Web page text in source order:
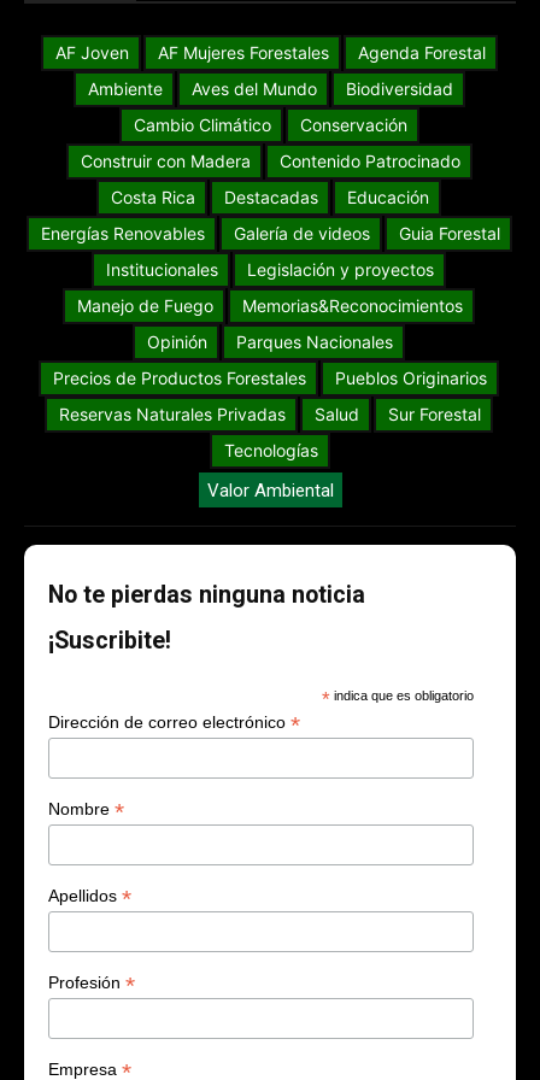
AF Joven AF Mujeres Forestales
Agenda Forestal
Ambiente
Aves del Mundo
Biodiversidad
Cambio Climático
Conservación
Construir con Madera
Contenido Patrocinado
Costa Rica
Destacadas
Educación
Energías Renovables
Galería de videos
Guia Forestal
Institucionales
Legislación y proyectos
Manejo de Fuego
Memorias&Reconocimientos
Opinión
Parques Nacionales
Precios de Productos Forestales
Pueblos Originarios
Reservas Naturales Privadas
Salud
Sur Forestal
Tecnologías
Valor Ambiental
No te pierdas ninguna noticia
¡Suscribite!
* indica que es obligatorio
Dirección de correo electrónico *
Nombre *
Apellidos *
Profesión *
Empresa *